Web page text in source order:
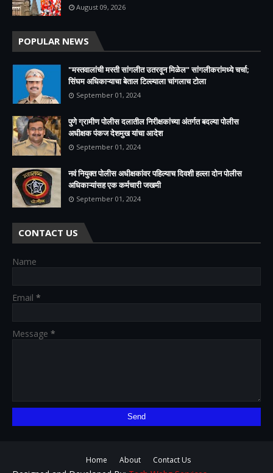
August 09, 2026
POPULAR NEWS
"मस्तवालांची मस्ती सांगलीत उतरवून मिळेल" सांगलीकरांमध्ये चर्चा;
सिंघम अधिकाऱ्याचा बेताल टिल्ल्याला चांगलाच टोला
September 01, 2024
पुणे ग्रामीण पोलीस दलातील निरीक्षकांच्या अंतर्गत बदल्या पोलीस
अधीक्षक पंकज देशमुख यांचा आदेश
September 01, 2024
नवं नियुक्त पोलीस अधीक्षकांवर पहिल्याच दिवशी हल्ला दोन पोलीस
अधिकाऱ्यांसह एक कर्मचारी जखमी
September 01, 2024
CONTACT US
Name
Email *
Message *
Home About Contact Us